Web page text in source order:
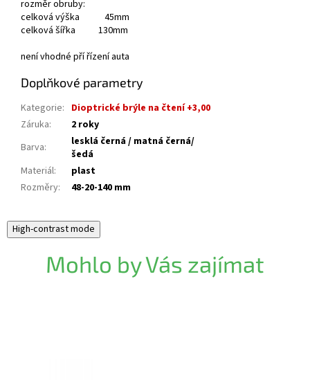
rozměr obruby:
celková výška 45mm
celková šířka 130mm
není vhodné pří řízení auta
Doplňkové parametry
Kategorie: Dioptrické brýle na čtení +3,00
Záruka:
2 roky
Barva:
lesklá černá / matná černá/
šedá
Materiál:
plast
Rozměry: 48-20-140 mm
High-contrast mode
Mohlo by Vás zajímat